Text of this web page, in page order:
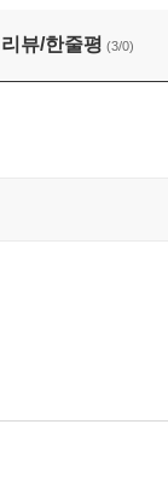
리뷰/한줄평 (3/0)